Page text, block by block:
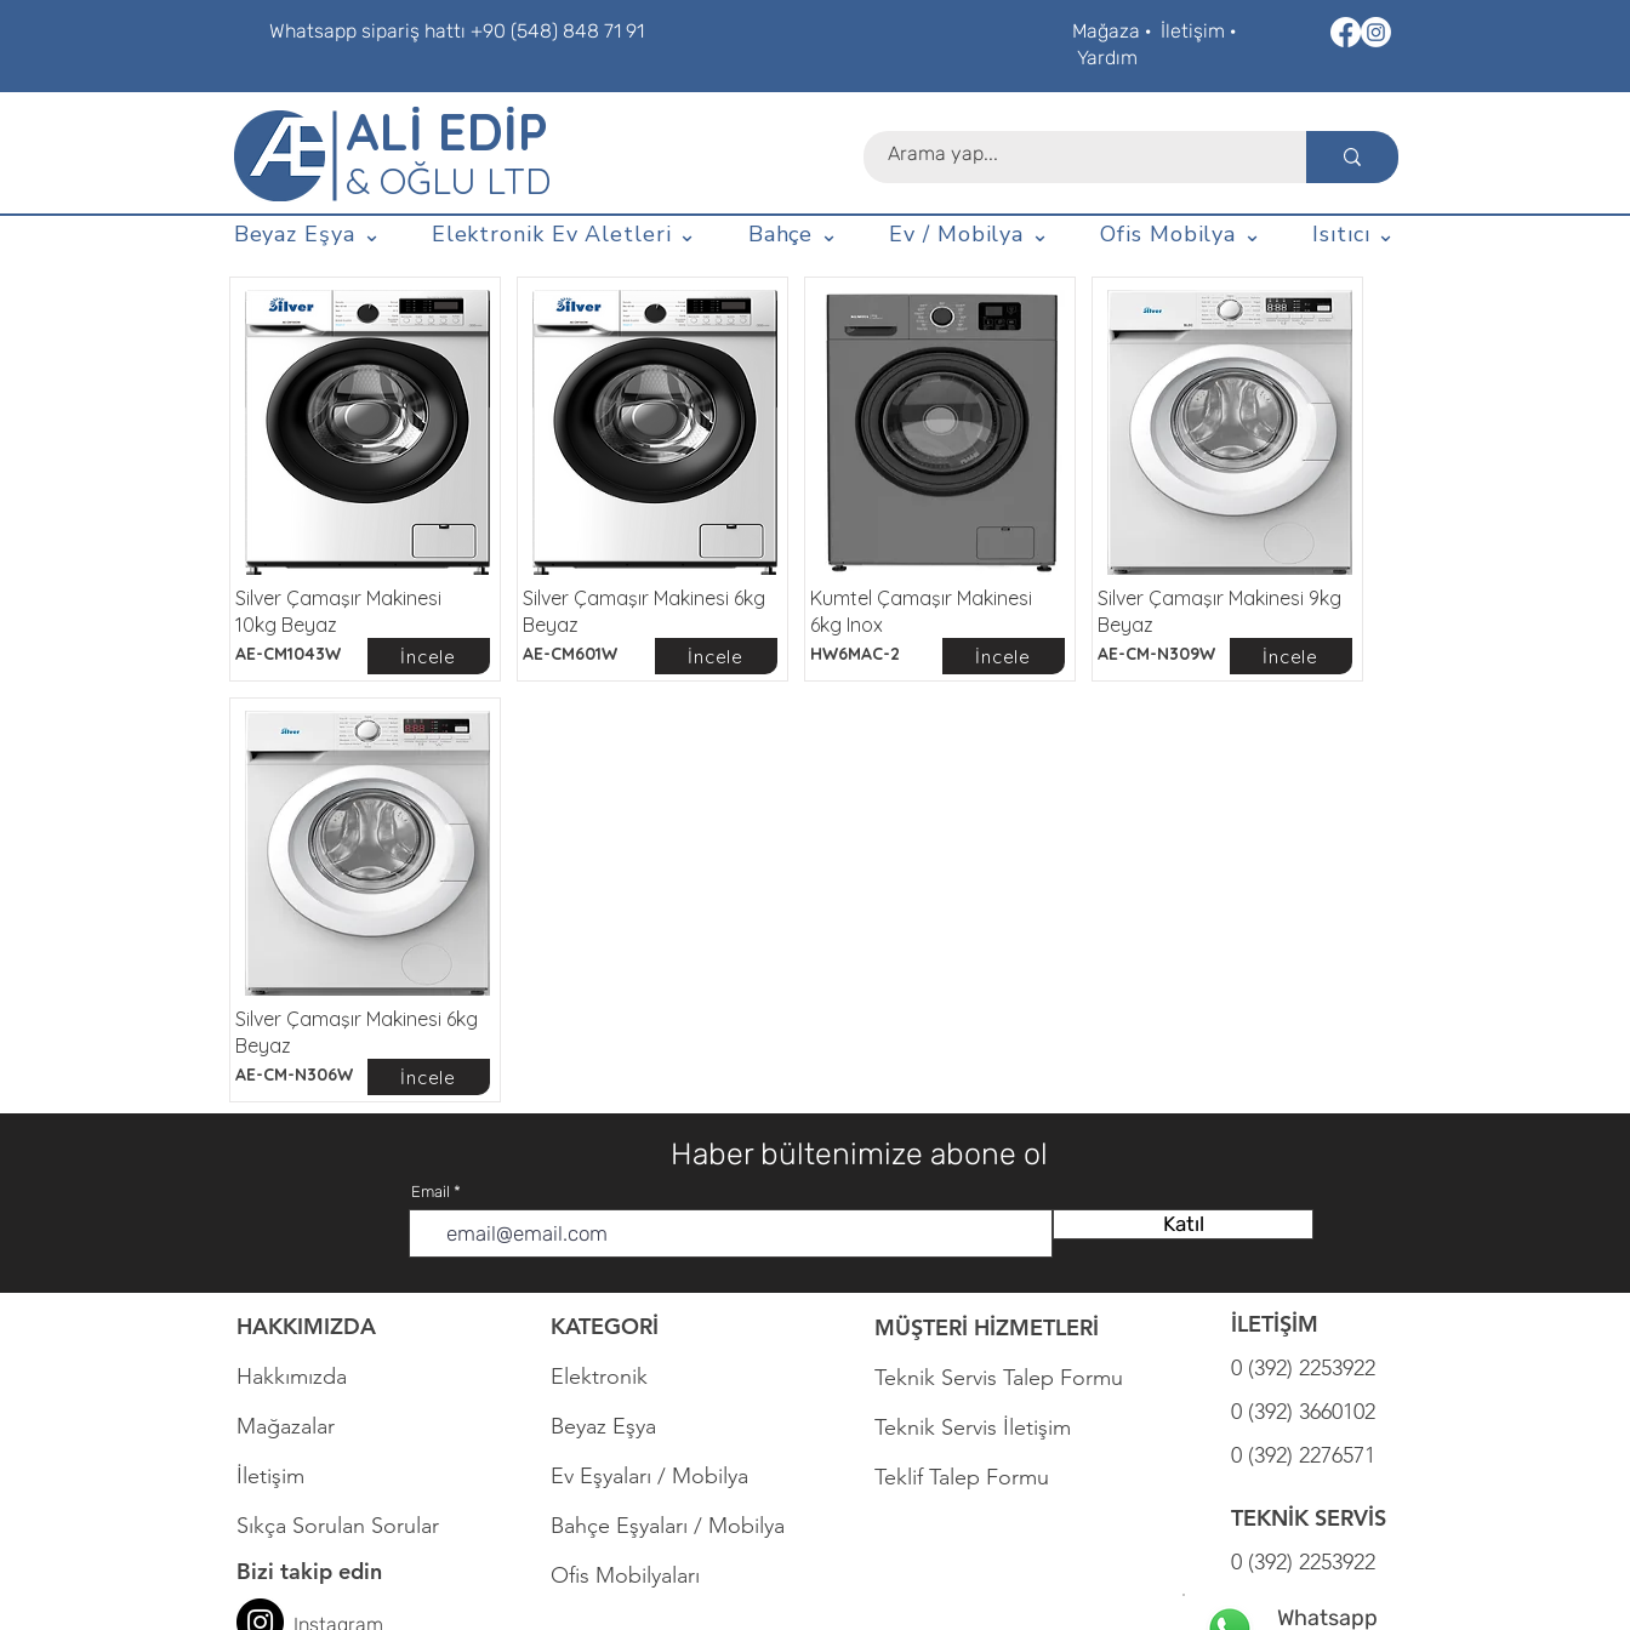
Whatsapp sipariş hattı +90 (548) 848 71 91 Mağaza · İletişim ·
Yardım
ALİ EDİP
& OĞLU LTD
Beyaz Eşya ⌄ Elektronik Ev Aletleri ⌄ Bahçe ⌄ Ev / Mobilya ⌄ Ofis Mobilya ⌄ Isıtıcı ⌄
Silver Çamaşır Makinesi
10kg Beyaz
AE-CM1043W İncele
Silver Çamaşır Makinesi 6kg
Beyaz
AE-CM-N306W İncele
Silver Çamaşır Makinesi 6kg
Beyaz
AE-CM601W İncele
Kumtel Çamaşır Makinesi
6kg Inox
HW6MAC-2 İncele
Silver Çamaşır Makinesi 9kg
Beyaz
AE-CM-N309W İncele
Haber bültenimize abone ol
Email
Katıl
HAKKIMIZDA
Hakkımızda
Mağazalar
İletişim
Sıkça Sorulan Sorular
Bizi takip edin
Instagram
KATEGORİ
Elektronik
Beyaz Eşya
Ev Eşyaları / Mobilya
Bahçe Eşyaları / Mobilya
Ofis Mobilyaları
MÜŞTERİ HİZMETLERİ
Teknik Servis Talep Formu
Teknik Servis İletişim
Teklif Talep Formu
İLETİŞİM
0 (392) 2253922
0 (392) 3660102
0 (392) 2276571
TEKNİK SERVİS
0 (392) 2253922
Whatsapp